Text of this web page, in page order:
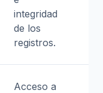
integridad
de los
registros.
Acceso a